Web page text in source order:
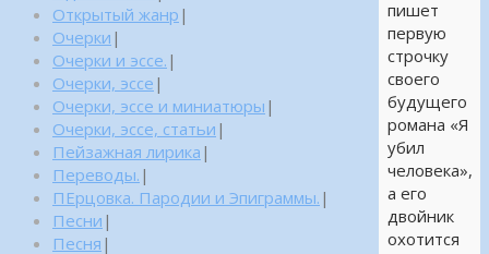
пишет
первую
строчку
своего
будущего
романа «Я
убил
человека»,
а его
двойник
охотится
Открытый жанр |
Очерки |
Очерки и эссе. |
Очерки, эссе |
Очерки, эссе и миниатюры |
Очерки, эссе, статьи |
Пейзажная лирика |
Переводы. |
ПЕрцовка. Пародии и Эпиграммы. |
Песни |
Песня |